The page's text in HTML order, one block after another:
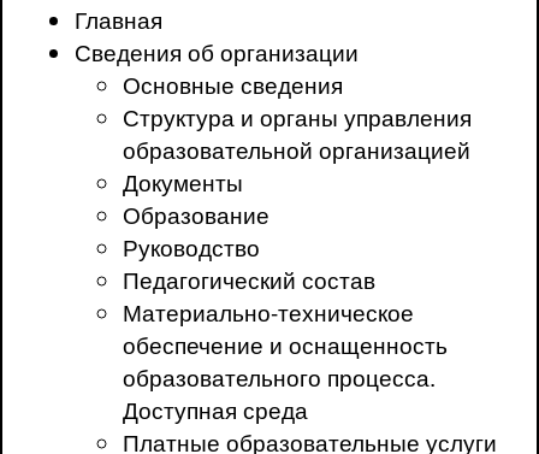
Главная
Сведения об организации
Основные сведения
Структура и органы управления
образовательной организацией
Документы
Образование
Руководство
Педагогический состав
Материально-техническое
обеспечение и оснащенность
образовательного процесса.
Доступная среда
Платные образовательные услуги